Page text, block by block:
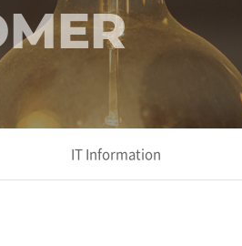
IT Information